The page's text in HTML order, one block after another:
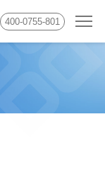
400-0755-801